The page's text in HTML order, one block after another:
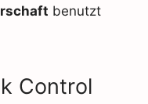
benutzt
Control